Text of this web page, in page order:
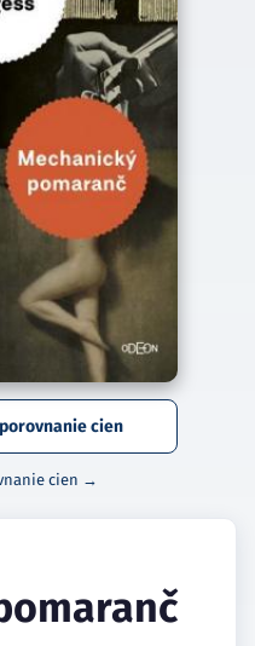
cien
cien →